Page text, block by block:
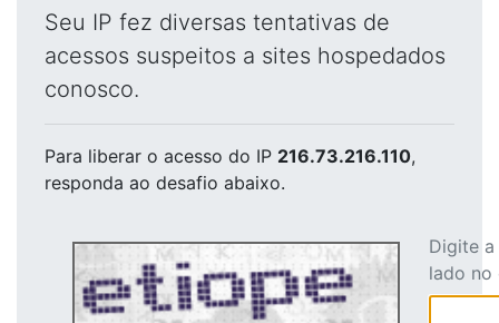
Seu IP fez diversas tentativas de
acessos suspeitos a sites hospedados
conosco.
Para liberar o acesso do IP 216.73.216.110,
responda ao desafio abaixo.
Digite
lado no